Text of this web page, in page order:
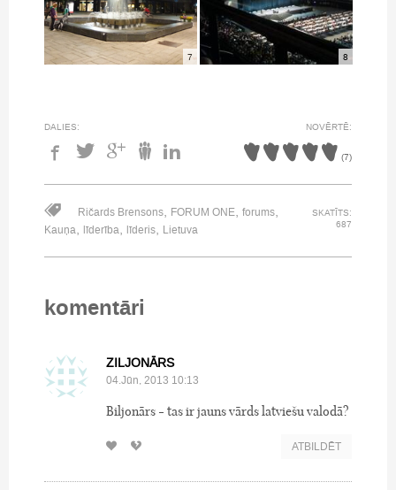
7 8
DALIES: NOVĒRTĒ:
(7)
Ričards Brensons, FORUM ONE, forums,
Kauņa, līderība, līderis, Lietuva
SKATĪTS:
687
komentāri
ZILJONĀRS
04.Jūn, 2013 10:13
Biljonārs - tas ir jauns vārds latviešu valodā?
ATBILDĒT